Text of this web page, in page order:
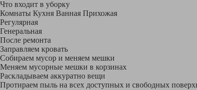
Что входит в уборку
Регу­лярная
Гене­ральная
После ремонта
Заправляем кровать
Собираем мусор и меняем мешки
Меняем мусорные мешки в корзинах
Раскладываем аккуратно вещи
Протираем пыль на всех доступных и свободных